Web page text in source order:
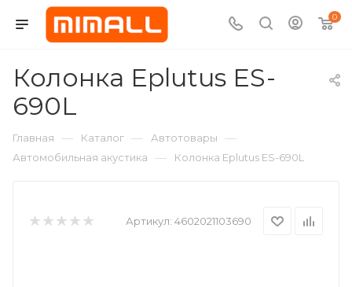
0
Колонка Eplutus ES-
690L
Главная — Каталог — Автотовары —
Автомобильная акустика — Колонка Eplutus ES-690L
Артикул: 4602021103690